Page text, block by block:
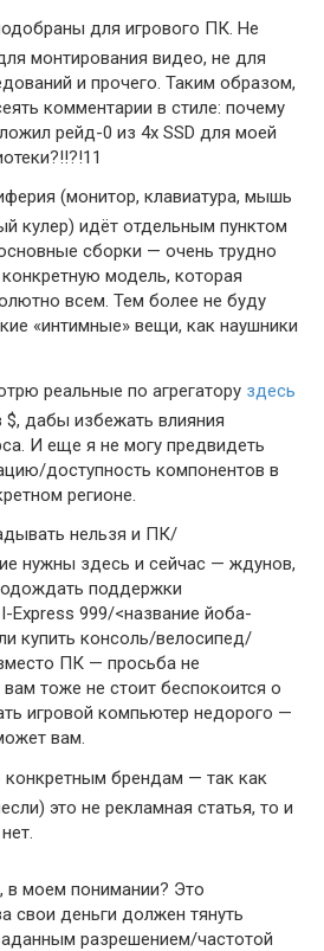
для игрового ПК. Не
монтирования видео, не для
и прочего. Таким образом,
комментарии в стиле: почему
рейд-0 из 4х SSD для моей
(монитор, клавиатура, мышь
кулер) идёт отдельным пунктом
сборки — очень трудно
модель, которая
всем. Тем более не буду
«интимные» вещи, как наушники
реальные по агрегатору здесь
$, дабы избежать влияния
И еще я не могу предвидеть
доступность компонентов в
регионе.
нельзя и ПК/
нужны здесь и сейчас — ждунов,
поддержки
Express 999/<название йоба-
купить консоль/велосипед/
ПК — просьба не
тоже не стоит беспокоится о
игровой компьютер недорого —
вам.
конкретным брендам — так как
это не рекламная статья, то и
в моем понимании? Это
свои деньги должен тянуть
разрешением/частотой